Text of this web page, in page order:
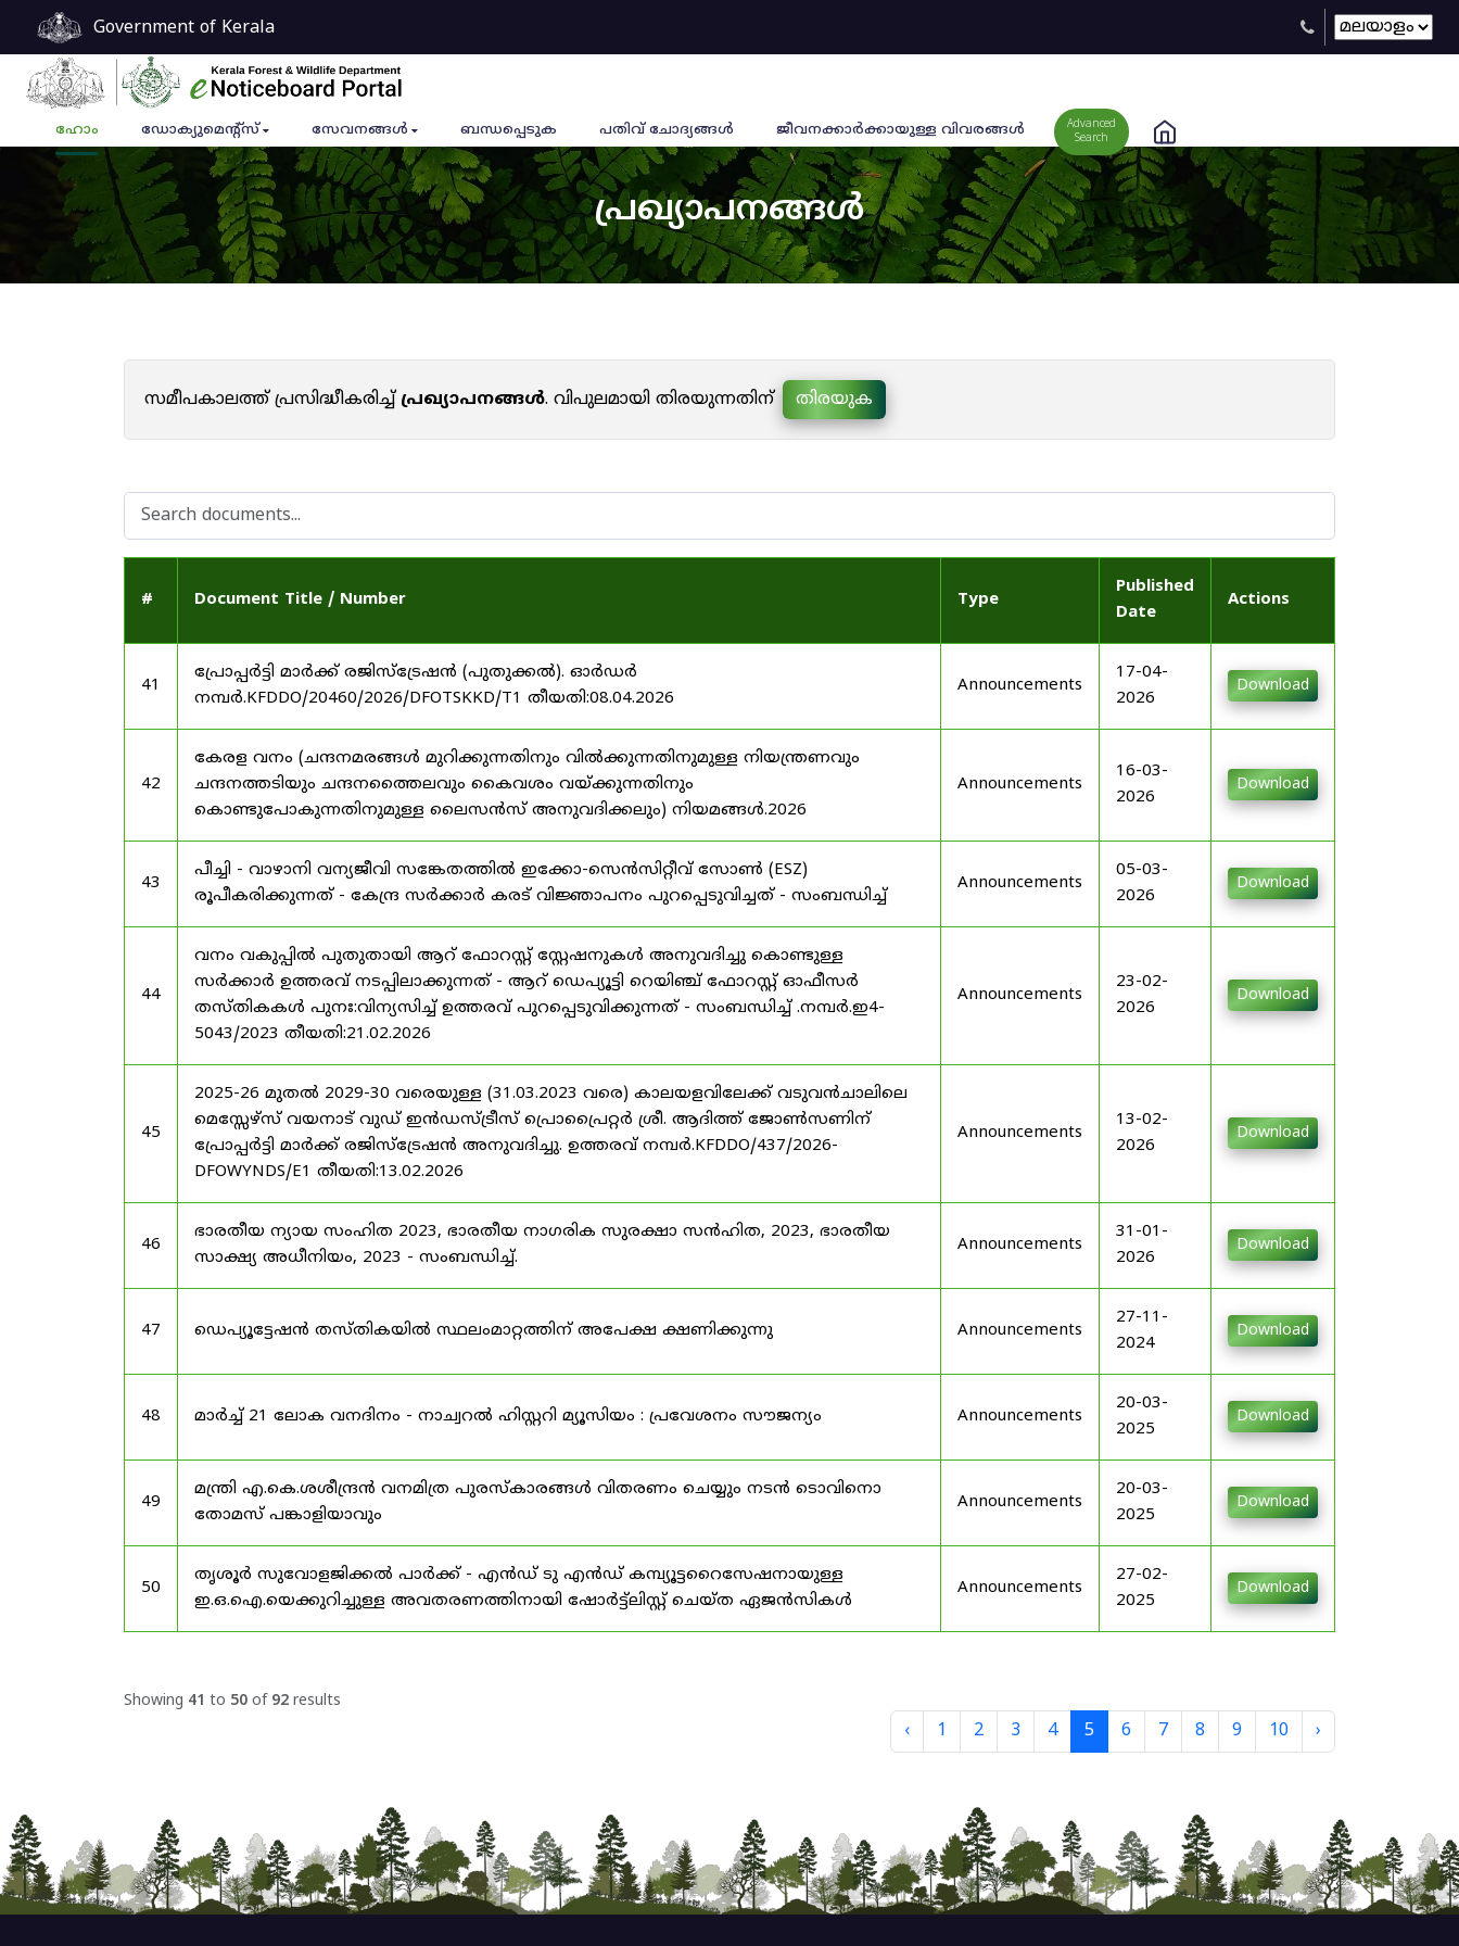
Government of Kerala
ഹോം ഡോക്യുമെൻ്റ്സ് സേവനങ്ങൾ ബന്ധപ്പെടുക പതിവ് ചോദ്യങ്ങൾ ജീവനക്കാര്‍ക്കായുള്ള വിവരങ്ങള്‍
Advanced
Search
പ്രഖ്യാപനങ്ങൾ
സമീപകാലത്ത് പ്രസിദ്ധീകരിച്ച്പ്രഖ്യാപനങ്ങൾ. വിപുലമായി തിരയുന്നതിന് തിരയുക
# Document Title / Number Type
Published
Date
Actions
41
പ്രോപ്പർട്ടി മാർക്ക് രജിസ്ട്രേഷൻ (പുതുക്കൽ). ഓർഡർ
നമ്പർ.KFDDO/20460/2026/DFOTSKKD/T1 തീയതി:08.04.2026
Announcements
17-04-
2026
Download
42
കേരള വനം (ചന്ദനമരങ്ങൾ മുറിക്കുന്നതിനും വിൽക്കുന്നതിനുമുള്ള നിയന്ത്രണവും
ചന്ദനത്തടിയും ചന്ദനത്തൈലവും കൈവശം വയ്ക്കുന്നതിനും
കൊണ്ടുപോകുന്നതിനുമുള്ള ലൈസൻസ് അനുവദിക്കലും) നിയമങ്ങൾ.2026
Announcements
16-03-
2026
Download
43
പീച്ചി - വാഴാനി വന്യജീവി സങ്കേതത്തിൽ ഇക്കോ-സെൻസിറ്റീവ് സോൺ (ESZ)
രൂപീകരിക്കുന്നത് - കേന്ദ്ര സർക്കാർ കരട് വിജ്ഞാപനം പുറപ്പെടുവിച്ചത് - സംബന്ധിച്ച്
Announcements
05-03-
2026
Download
44
വനം വകുപ്പിൽ പുതുതായി ആറ് ഫോറസ്റ്റ് സ്റ്റേഷനുകൾ അനുവദിച്ചു കൊണ്ടുള്ള
സർക്കാർ ഉത്തരവ് നടപ്പിലാക്കുന്നത് - ആറ് ഡെപ്യൂട്ടി റെയിഞ്ച് ഫോറസ്റ്റ് ഓഫീസർ
തസ്തികകൾ പുനഃ:വിന്യസിച്ച് ഉത്തരവ് പുറപ്പെടുവിക്കുന്നത് - സംബന്ധിച്ച് .നമ്പർ.ഇ4-
5043/2023 തീയതി:21.02.2026
Announcements
23-02-
2026
Download
45
2025-26 മുതൽ 2029-30 വരെയുള്ള (31.03.2023 വരെ) കാലയളവിലേക്ക് വടുവൻചാലിലെ
മെസ്സേഴ്സ് വയനാട് വുഡ് ഇൻഡസ്ട്രീസ് പ്രൊപ്രൈറ്റർ ശ്രീ. ആദിത്ത് ജോൺസണിന്
പ്രോപ്പർട്ടി മാർക്ക് രജിസ്ട്രേഷൻ അനുവദിച്ചു. ഉത്തരവ് നമ്പർ.KFDDO/437/2026-
DFOWYNDS/E1 തീയതി:13.02.2026
Announcements
13-02-
2026
Download
46
ഭാരതീയ ന്യായ സംഹിത 2023, ഭാരതീയ നാഗരിക സുരക്ഷാ സൻഹിത, 2023, ഭാരതീയ
സാക്ഷ്യ അധീനിയം, 2023 - സംബന്ധിച്ച്.
Announcements
31-01-
2026
Download
47 ഡെപ്യൂട്ടേഷൻ തസ്തികയിൽ സ്ഥലംമാറ്റത്തിന് അപേക്ഷ ക്ഷണിക്കുന്നു Announcements
27-11-
2024
Download
48 മാർച്ച് 21 ലോക വനദിനം - നാച്വറൽ ഹിസ്റ്ററി മ്യൂസിയം : പ്രവേശനം സൗജന്യം Announcements
20-03-
2025
Download
49
മന്ത്രി എ.കെ.ശശീന്ദ്രൻ വനമിത്ര പുരസ്‌കാരങ്ങൾ വിതരണം ചെയ്യും നടൻ ടൊവിനൊ
തോമസ് പങ്കാളിയാവും
Announcements
20-03-
2025
Download
50
തൃശൂർ സുവോളജിക്കൽ പാർക്ക് - എൻഡ് ടു എൻഡ് കമ്പ്യൂട്ടറൈസേഷനായുള്ള
ഇ.ഒ.ഐ.യെക്കുറിച്ചുള്ള അവതരണത്തിനായി ഷോർട്ട്‌ലിസ്റ്റ് ചെയ്ത ഏജൻസികൾ
Announcements
27-02-
2025
Download
Showing 41 to 50 of 92 results
‹ 1 2 3 4 5 6 7 8 9 10 ›